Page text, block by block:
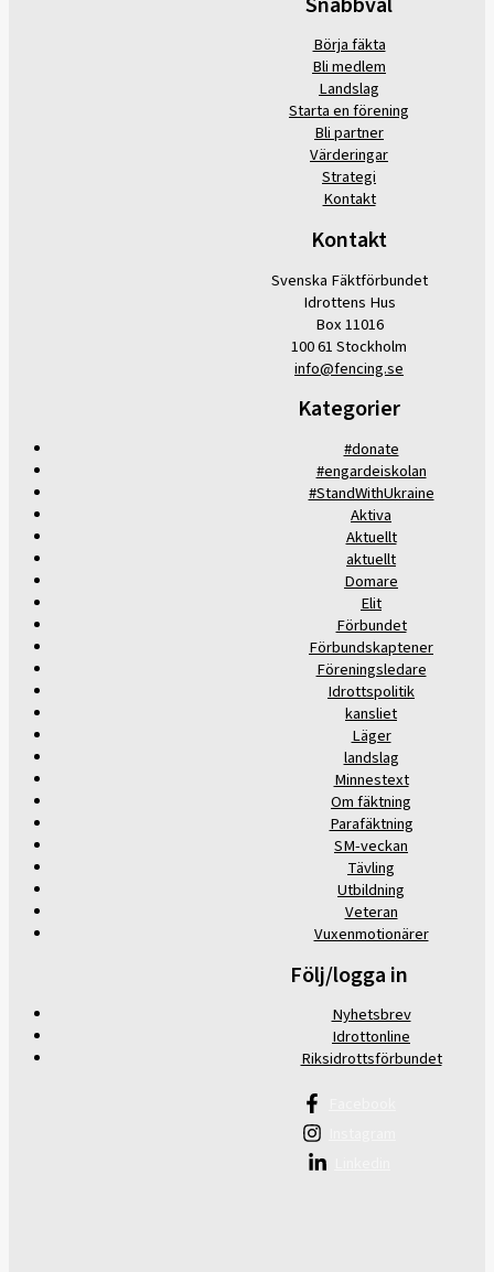
Börja fäkta
Bli medlem
Landslag
Starta en förening
Bli partner
Värderingar
Strategi
Kontakt
Kontakt
Svenska Fäktförbundet
Idrottens Hus
Box 11016
100 61 Stockholm
info@fencing.se
Kategorier
#donate
#engardeiskolan
#StandWithUkraine
Aktiva
Aktuellt
aktuellt
Domare
Elit
Förbundet
Förbundskaptener
Föreningsledare
Idrottspolitik
kansliet
Läger
landslag
Minnestext
Om fäktning
Parafäktning
SM-veckan
Tävling
Utbildning
Veteran
Vuxenmotionärer
Följ/logga in
Nyhetsbrev
Idrottonline
Riksidrottsförbundet